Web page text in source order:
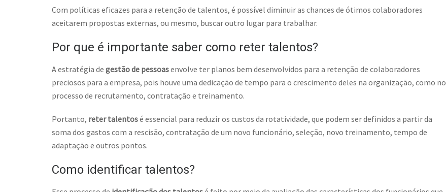
Com políticas eficazes para a retenção de talentos, é possível diminuir as chances de ótimos colaboradores
aceitarem propostas externas, ou mesmo, buscar outro lugar para trabalhar.
Por que é importante saber como reter talentos?
A estratégia de gestão de pessoasenvolve ter planos bem desenvolvidos para a retenção de colaboradores
preciosos para a empresa, pois houve uma dedicação de tempo para o crescimento deles na organização, como no
processo de recrutamento, contratação e treinamento.
Portanto, reter talentosé essencial para reduzir os custos da rotatividade, que podem ser definidos a partir da
soma dos gastos com a rescisão, contratação de um novo funcionário, seleção, novo treinamento, tempo de
adaptação e outros pontos.
Como identificar talentos?